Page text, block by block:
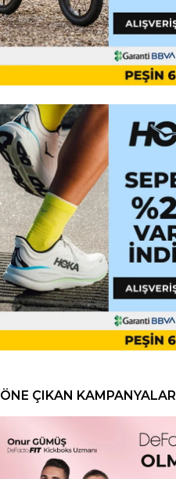
ÖNE ÇIKAN KAMPANYALAR